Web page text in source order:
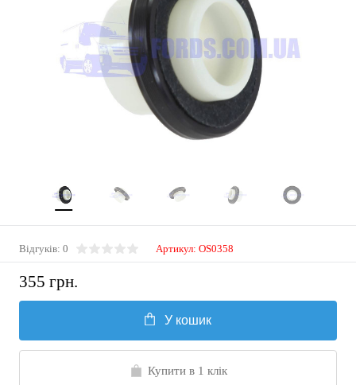
Відгуків: 0 Артикул: OS0358
355 грн.
У кошик
Купити в 1 клік